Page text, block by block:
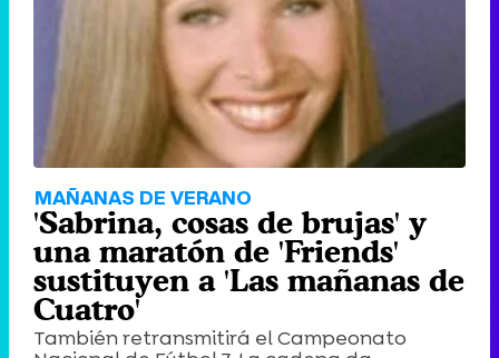
MAÑANAS DE VERANO
'Sabrina, cosas de brujas' y
una maratón de 'Friends'
sustituyen a 'Las mañanas de
Cuatro'
También retransmitirá el Campeonato